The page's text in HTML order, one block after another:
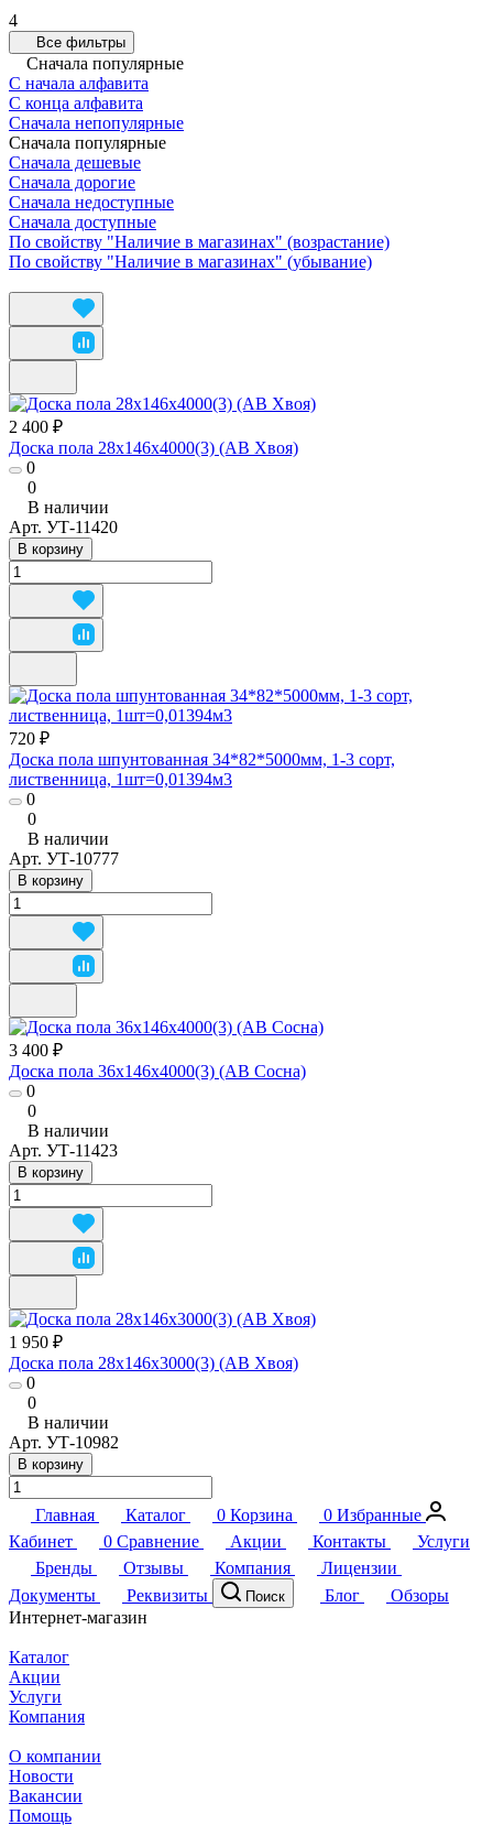
4
Все фильтры
Сначала популярные
С начала алфавита
С конца алфавита
Сначала непопулярные
Сначала популярные
Сначала дешевые
Сначала дорогие
Сначала недоступные
Сначала доступные
По свойству "Наличие в магазинах" (возрастание)
По свойству "Наличие в магазинах" (убывание)
2 400 ₽
Доска пола 28х146х4000(3) (АВ Хвоя)
0
0
В наличии
Арт. УТ-11420
В корзину
720 ₽
Доска пола шпунтованная 34*82*5000мм, 1-3 сорт,
лиственница, 1шт=0,01394м3
0
0
В наличии
Арт. УТ-10777
В корзину
3 400 ₽
Доска пола 36х146х4000(3) (АВ Сосна)
0
0
В наличии
Арт. УТ-11423
В корзину
1 950 ₽
Доска пола 28х146х3000(3) (АВ Хвоя)
0
0
В наличии
Арт. УТ-10982
В корзину
Главная Каталог 0 Корзина 0 Избранные
Кабинет
0 Сравнение Акции Контакты
Услуги
Бренды
Отзывы Компания
Лицензии
Документы
Реквизиты Поиск Блог
Обзоры
Интернет-магазин
Каталог
Акции
Услуги
Компания
О компании
Новости
Вакансии
Помощь